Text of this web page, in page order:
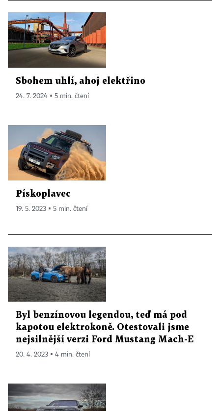
Sbohem uhlí, ahoj elektřino
24. 7. 2024 ▪ 5 min. čtení
Pískoplavec
19. 5. 2023 ▪ 5 min. čtení
Byl benzínovou legendou, teď má pod
kapotou elektrokoně. Otestovali jsme
nejsilnější verzi Ford Mustang Mach-E
20. 4. 2023 ▪ 4 min. čtení